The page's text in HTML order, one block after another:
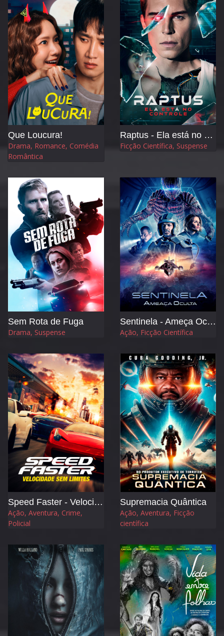
Que Loucura!
Drama, Romance, Comédia
Romântica
Raptus - Ela está no Controle
Ficção Científica, Suspense
Sem Rota de Fuga
Drama, Suspense
Sentinela - Ameça Oculta
Ação, Ficção Científica
Speed Faster - Velocidade sem Limites
Ação, Aventura, Crime,
Policial
Supremacia Quântica
Ação, Aventura, Ficção
científica